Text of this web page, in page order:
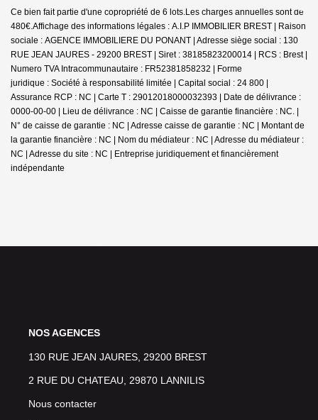
Ce bien fait partie d'une copropriété de 6 lots.Les charges annuelles sont de
480€. Affichage des informations légales : A.I.P IMMOBILIER BREST | Raison
sociale : AGENCE IMMOBILIERE DU PONANT | Adresse siège social : 130
RUE JEAN JAURES - 29200 BREST | Siret : 38185823200014 | RCS : Brest |
Numero TVA Intracommunautaire : FR52381858232 | Forme
juridique : Société à responsabilité limitée | Capital social : 24 800 |
Assurance RCP : NC | Carte T : 29012018000032393 | Date de délivrance :
0000-00-00 | Lieu de délivrance : NC | Caisse de garantie financière : NC. |
N° de caisse de garantie : NC | Adresse caisse de garantie : NC | Montant de
la garantie financière : NC | Nom du médiateur : NC | Adresse du médiateur :
NC | Adresse du site : NC | Entreprise juridiquement et financièrement
indépendante
NOS AGENCES
130 RUE JEAN JAURES, 29200 BREST
2 RUE DU CHATEAU, 29870 LANNILIS
Nous contacter